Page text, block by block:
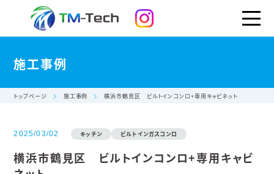
施工事例
トップページ 施工事例 横浜市鶴見区 ビルトインコンロ+専用キャビネット
2025/03/02 キッチン ビルトインガスコンロ
横浜市鶴見区 ビルトインコンロ+専用キャビ